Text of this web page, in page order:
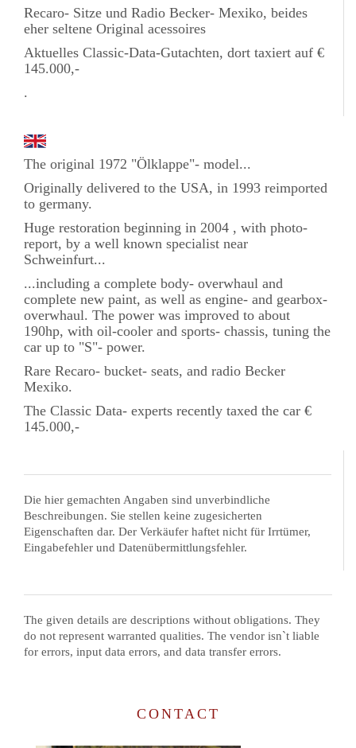
Recaro- Sitze und Radio Becker- Mexiko, beides
eher seltene Original acessoires
Aktuelles Classic-Data-Gutachten, dort taxiert auf €
145.000,-
.
The original 1972 "Ölklappe"- model...
Originally delivered to the USA, in 1993 reimported
to germany.
Huge restoration beginning in 2004 , with photo-
report, by a well known specialist near
Schweinfurt...
...including a complete body- overwhaul and
complete new paint, as well as engine- and gearbox-
overwhaul. The power was improved to about
190hp, with oil-cooler and sports- chassis, tuning the
car up to "S"- power.
Rare Recaro- bucket- seats, and radio Becker
Mexiko.
The Classic Data- experts recently taxed the car €
145.000,-
Die hier gemachten Angaben sind unverbindliche
Beschreibungen. Sie stellen keine zugesicherten
Eigenschaften dar. Der Verkäufer haftet nicht für Irrtümer,
Eingabefehler und Datenübermittlungsfehler.
The given details are descriptions without obligations. They
do not represent warranted qualities. The vendor isn`t liable
for errors, input data errors, and data transfer errors.
CONTACT